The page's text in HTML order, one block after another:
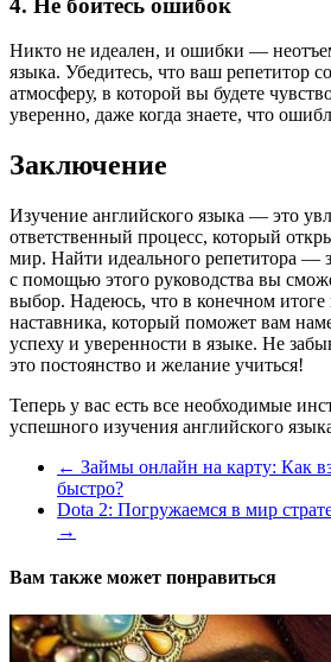
Никто не идеален, и ошибки —
языка. Убедитесь, что ваш репетитор
атмосферу, в которой вы будете
уверенно, даже когда знаете, что
Заключение
Изучение английского языка — это
ответственный процесс, который
мир. Найти идеального репетитора —
с помощью этого руководства вы
выбор. Надеюсь, что в конечном итоге
наставника, который поможет вам
успеху и уверенности в языке. Не
это постоянство и желание учиться!
Теперь у вас есть все необходимые
успешного изучения английского
← Займы онлайн на карту: Как
быстро?
Dota 2: Погружаемся в мир
→
Вам также может понравиться